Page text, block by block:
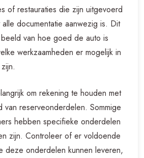
of restauraties die zijn uitgevoerd
documentatie aanwezig is. Dit
van hoe goed de auto is
werkzaamheden er mogelijk in
om rekening te houden met
van reserveonderdelen. Sommige
hebben specifieke onderdelen
zijn. Controleer of er voldoende
deze onderdelen kunnen leveren,